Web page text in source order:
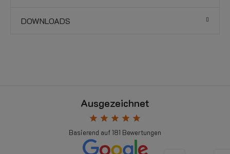
DOWNLOADS
Ausgezeichnet
star star star star star
Basierend auf181 Bewertungen